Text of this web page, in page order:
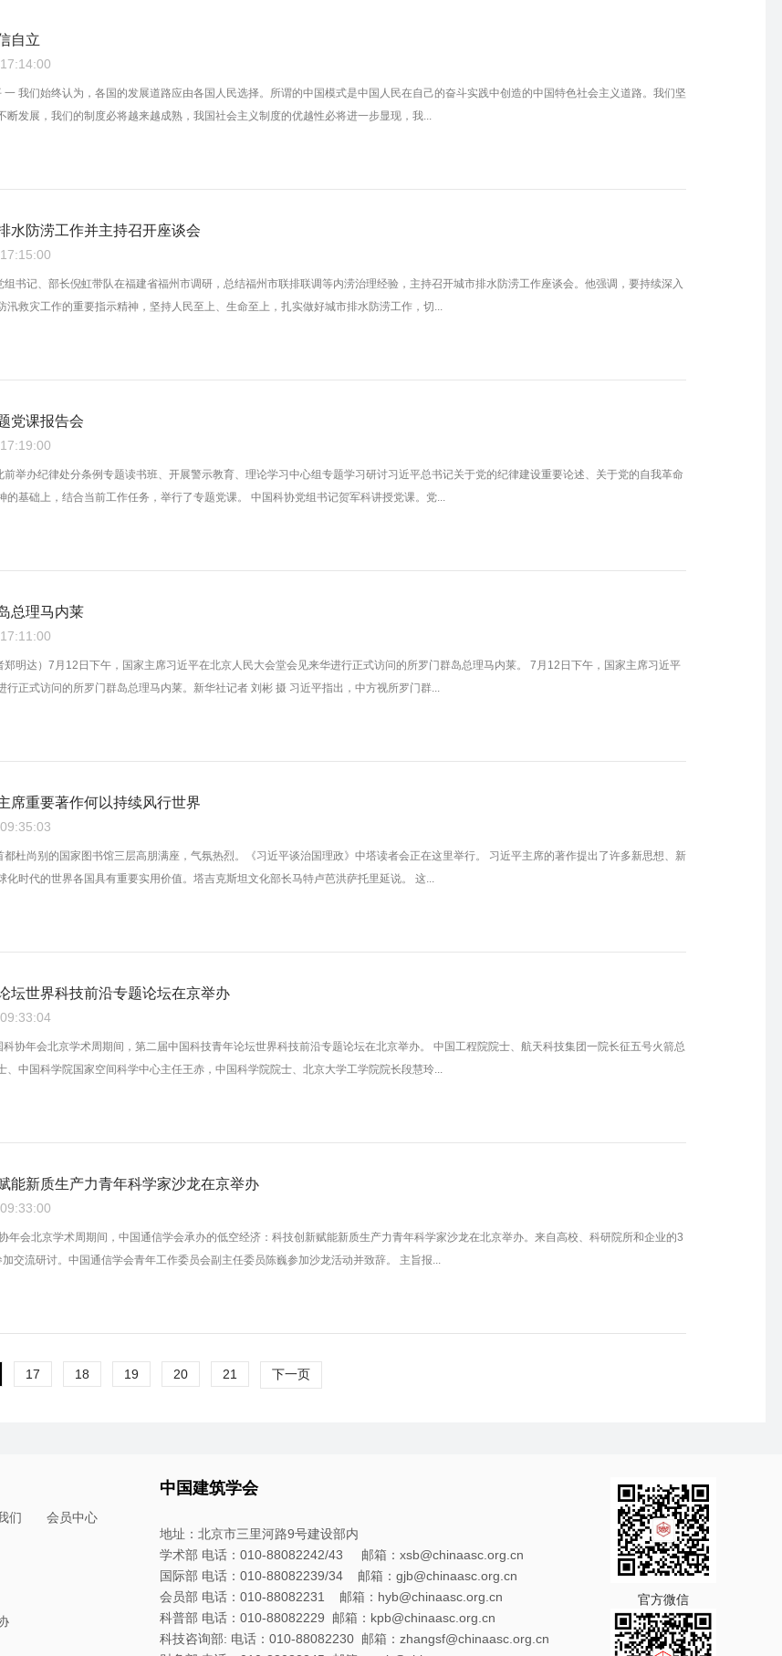
自立
我们始终认为，各国的发展道路应由各国人民选择。所谓的中国模式是中国人民在自己的奋斗实践中创造的中国特色社会主义道路。我们坚
断发展，我们的制度必将越来越成熟，我国社会主义制度的优越性必将进一步显现，我...
水防涝工作并主持召开座谈会
书记、部长倪虹带队在福建省福州市调研，总结福州市联排联调等内涝治理经验，主持召开城市排水防涝工作座谈会。他强调，要持续深入
汛救灾工作的重要指示精神，坚持人民至上、生命至上，扎实做好城市排水防涝工作，切...
党课报告会
举办纪律处分条例专题读书班、开展警示教育、理论学习中心组专题学习研讨习近平总书记关于党的纪律建设重要论述、关于党的自我革命
的基础上，结合当前工作任务，举行了专题党课。 中国科协党组书记贺军科讲授党课。党...
总理马内莱
明达）7月12日下午，国家主席习近平在北京人民大会堂会见来华进行正式访问的所罗门群岛总理马内莱。 7月12日下午，国家主席习近平
行正式访问的所罗门群岛总理马内莱。新华社记者 刘彬 摄 习近平指出，中方视所罗门群...
席重要著作何以持续风行世界
杜尚别的国家图书馆三层高朋满座，气氛热烈。《习近平谈治国理政》中塔读者会正在这里举行。 习近平主席的著作提出了许多新思想、新
化时代的世界各国具有重要实用价值。塔吉克斯坦文化部长马特卢芭洪萨托里延说。 这...
坛世界科技前沿专题论坛在京举办
协年会北京学术周期间，第二届中国科技青年论坛世界科技前沿专题论坛在北京举办。 中国工程院院士、航天科技集团一院长征五号火箭总
、中国科学院国家空间科学中心主任王赤，中国科学院院士、北京大学工学院院长段慧玲...
能新质生产力青年科学家沙龙在京举办
年会北京学术周期间，中国通信学会承办的低空经济：科技创新赋能新质生产力青年科学家沙龙在北京举办。来自高校、科研院所和企业的3
交流研讨。中国通信学会青年工作委员会副主任委员陈巍参加沙龙活动并致辞。 主旨报...
17 18 19 20 21 下一页
们
会员中心
中国建筑学会
地址：北京市三里河路9号建设部内
学术部 电话：010-88082242/43 邮箱：xsb@chinaasc.org.cn
国际部 电话：010-88082239/34 邮箱：gjb@chinaasc.org.cn
会员部 电话：010-88082231 邮箱：hyb@chinaasc.org.cn
科普部 电话：010-88082229 邮箱：kpb@chinaasc.org.cn
科技咨询部: 电话：010-88082230 邮箱：zhangsf@chinaasc.org.cn
官方微信